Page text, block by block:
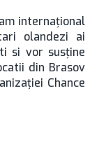
internaţional
olandezi ai
si vor susţine
din Brasov
Chance